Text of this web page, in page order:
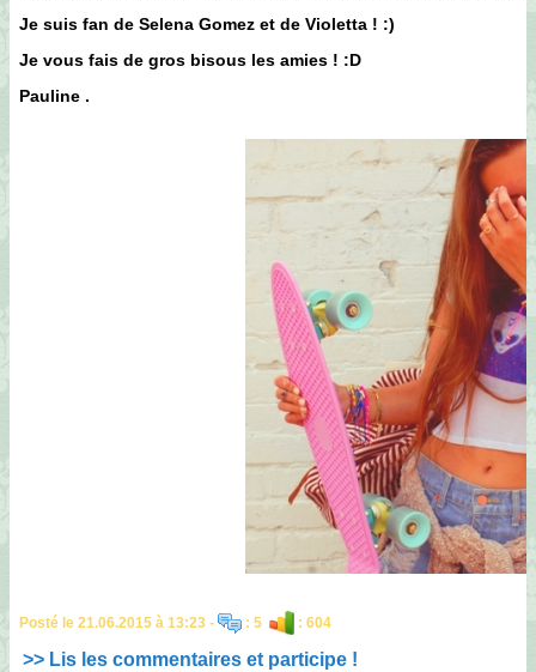
Je suis fan de Selena Gomez et de Violetta ! :)
Je vous fais de gros bisous les amies ! :D
Pauline .
Posté le 21.06.2015 à 13:23 - : 5 : 604
>> Lis les commentaires et participe !